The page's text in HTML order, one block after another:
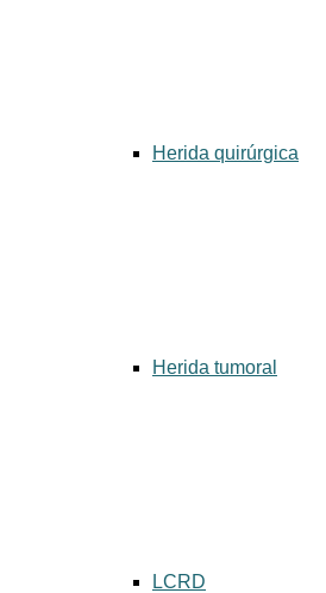
Herida quirúrgica
Herida tumoral
LCRD